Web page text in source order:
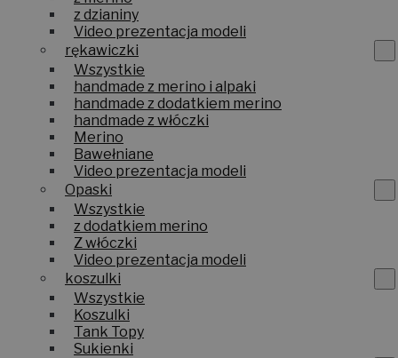
z dzianiny
Video prezentacja modeli
rękawiczki
Wszystkie
handmade z merino i alpaki
handmade z dodatkiem merino
handmade z włóczki
Merino
Bawełniane
Video prezentacja modeli
Opaski
Wszystkie
z dodatkiem merino
Z włóczki
Video prezentacja modeli
koszulki
Wszystkie
Koszulki
Tank Topy
Sukienki